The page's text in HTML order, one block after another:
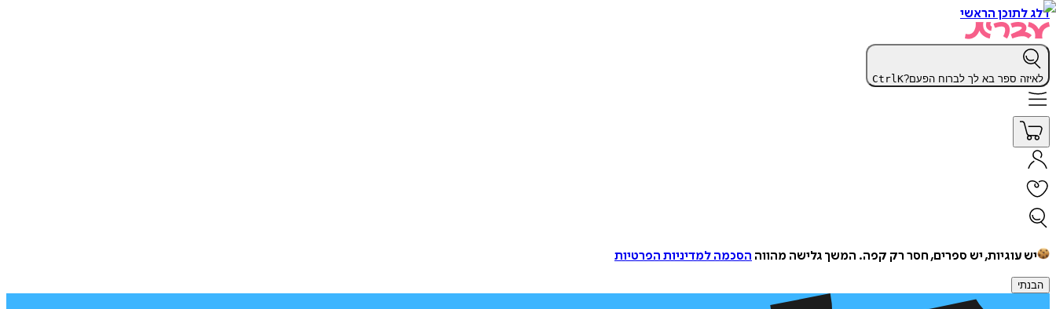
דלג לתוכן הראשי
לאיזה ספר בא לך לברוח הפעם? CtrlK
יש עוגיות, יש ספרים, חסר רק קפה. המשך גלישה מהווה הסכמה למדיניות הפרטיות
הבנתי